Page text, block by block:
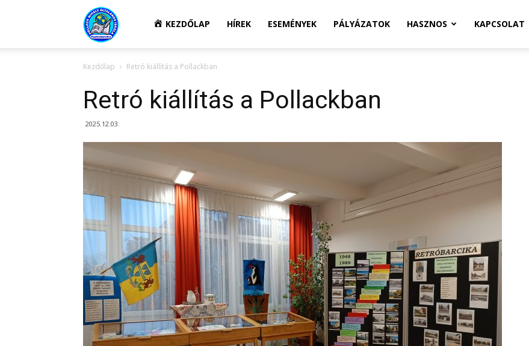
Kazincbarcikai
Pollack
Általános
KEZDŐLAP HÍREK ESEMÉNYEK PÁLYÁZATOK HASZNOS KAPCSOLAT
Kezdőlap Retró kiállítás a Pollackban
Retró kiállítás a Pollackban
2025.12.03.